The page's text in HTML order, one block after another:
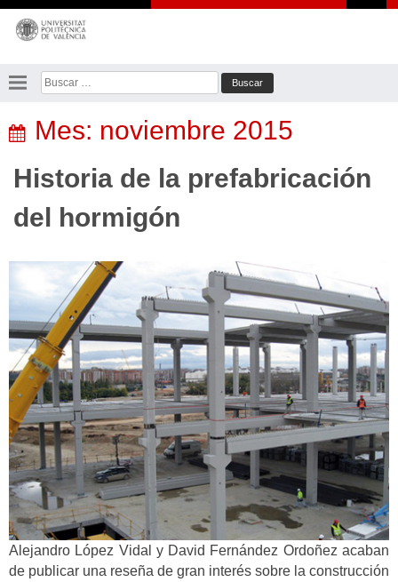
Saltar
contenido
Buscar:
Mes: noviembre 2015
Historia de la prefabricación
del hormigón
Alejandro López Vidal y David Fernández Ordoñez acaban
de publicar una reseña de gran interés sobre la construcción